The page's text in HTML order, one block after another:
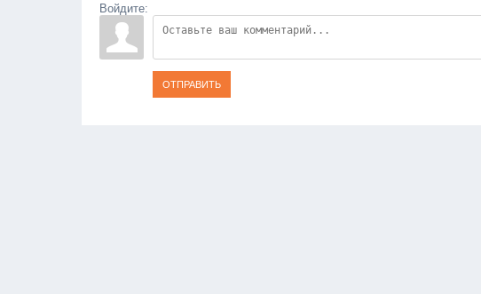
Войдите:
ОТПРАВИТЬ